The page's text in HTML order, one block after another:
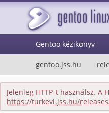
Gentoo kézikönyv
gentoo.jss.hu
Jelenleg HTTP-t használsz. A
https://turkevi.jss.hu/